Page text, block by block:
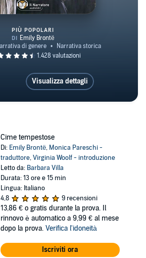
Cime tempestose
PIÙ POPOLARI
Visualizza dettagli
Cime tempestose
Di: Emily Brontë, Monica Pareschi -
traduttore,Virginia Woolf - introduzione
Letto da: Barbara Villa
Durata: 13 ore e 15 min
Lingua: Italiano
4,8
9 recensioni
13,86 € o gratis durante la prova. Il
rinnovo è automatico a 9,99 € al mese
dopo la prova. Verifica l'idoneità
Iscriviti ora